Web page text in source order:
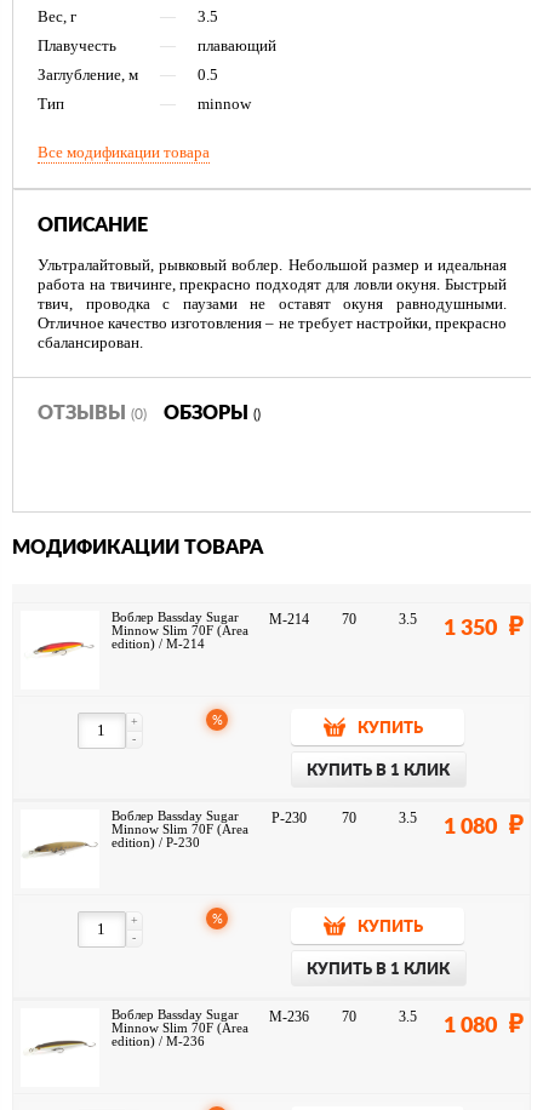
Вес, г
—
3.5
Плавучесть
—
плавающий
Заглубление, м
—
0.5
Тип
— minnow
Все модификации товара
ОПИСАНИЕ
Ультралайтовый, рывковый воблер. Небольшой размер и идеальная
работа на твичинге, прекрасно подходят для ловли окуня. Быстрый
твич, проводка с паузами не оставят окуня равнодушными.
Отличное качество изготовления – не требует настройки, прекрасно
сбалансирован.
ОТЗЫВЫ (0) ОБЗОРЫ ()
МОДИФИКАЦИИ ТОВАРА
Воблер Bassday Sugar
Minnow Slim 70F (Area
edition) / M-214
M-214 70 3.5 1 350
-
+ %
КУПИТЬ
КУПИТЬ В 1 КЛИК
Воблер Bassday Sugar
Minnow Slim 70F (Area
edition) / P-230
P-230 70 3.5 1 080
-
+ %
КУПИТЬ
КУПИТЬ В 1 КЛИК
Воблер Bassday Sugar
Minnow Slim 70F (Area
edition) / M-236
M-236 70 3.5 1 080